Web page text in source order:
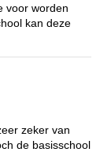
voor worden
kan deze
zeker van
de basisschool